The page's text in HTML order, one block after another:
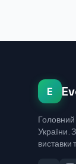
E
Головний
України.
виставки